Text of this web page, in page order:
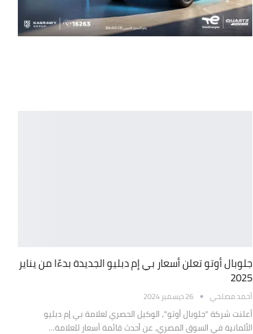
جلوبال أوتو تعلن أسعار بي إم دبليو الجديدة بدءًا من يناير
2025
أحمد مصلحي 26 ديسمبر 2024
أعلنت شركة "جلوبال أوتو"، الوكيل الحصري لعلامة بي إم دبليو
الألمانية في السوق المصري، عن أحدث قائمة أسعار للعلامة…